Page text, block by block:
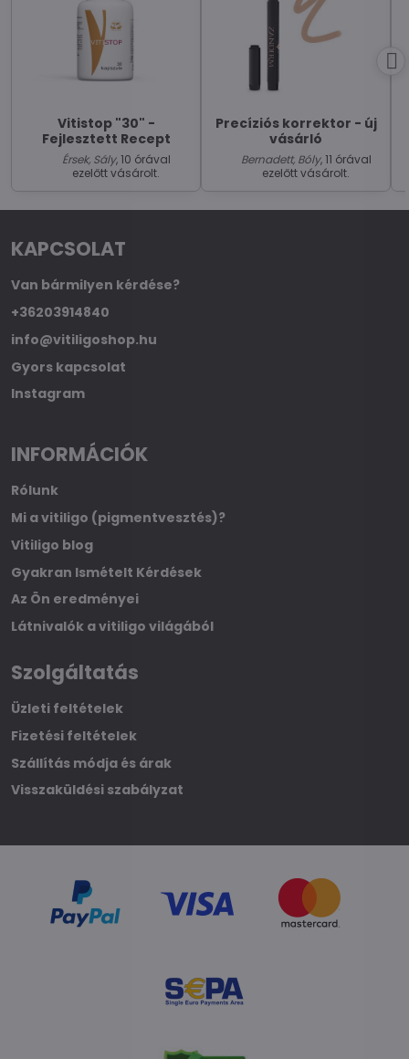
Vitistop "30" -
Fejlesztett Recept
Érsek, Sály, 10 órával
ezelőtt vásárolt.
Precíziós korrektor - új
vásárló
Bernadett, Bóly, 11 órával
ezelőtt vásárolt.
KAPCSOLAT
Van bármilyen kérdése?
+36203914840
info@vitiligoshop.hu
Gyors kapcsolat
Instagram
INFORMÁCIÓK
Rólunk
Mi a vitiligo (pigmentvesztés)?
Vitiligo blog
Gyakran Ismételt Kérdések
Az Ön eredményei
Látnivalók a vitiligo világából
Szolgáltatás
Üzleti feltételek
Fizetési feltételek
Szállítás módja és árak
Visszaküldési szabályzat